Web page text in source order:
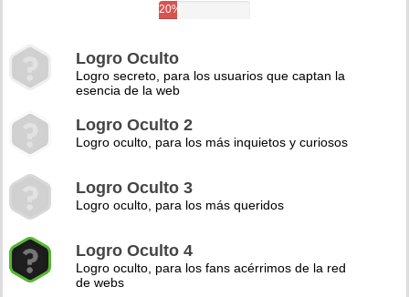
20%
Logro Oculto
Logro secreto, para los usuarios que captan la
esencia de la web
Logro Oculto 2
Logro oculto, para los más inquietos y curiosos
Logro Oculto 3
Logro oculto, para los más queridos
Logro Oculto 4
Logro oculto, para los fans acérrimos de la red
de webs